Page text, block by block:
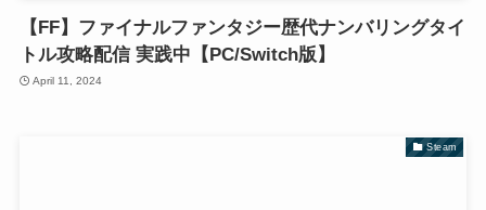
【FF】ファイナルファンタジー歴代ナンバリングタイ
トル攻略配信 実践中【PC/Switch版】
April 11, 2024
Steam